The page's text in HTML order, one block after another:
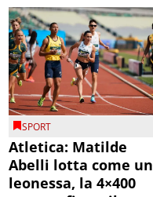
SPORT
Atletica: Matilde
Abelli lotta come
leonessa, la 4×400